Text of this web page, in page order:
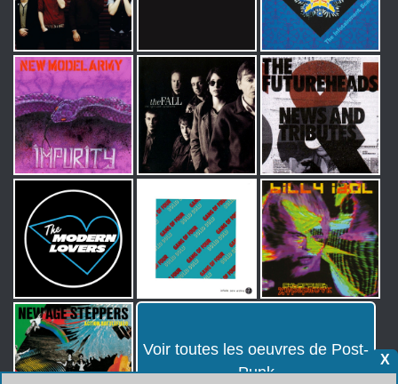
Voir toutes les oeuvres de Post-
Punk
X